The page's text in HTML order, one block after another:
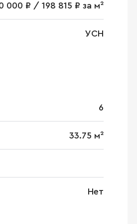
000 ₽ / 198 815 ₽ за м²
УСН
6
33.75 м²
Нет